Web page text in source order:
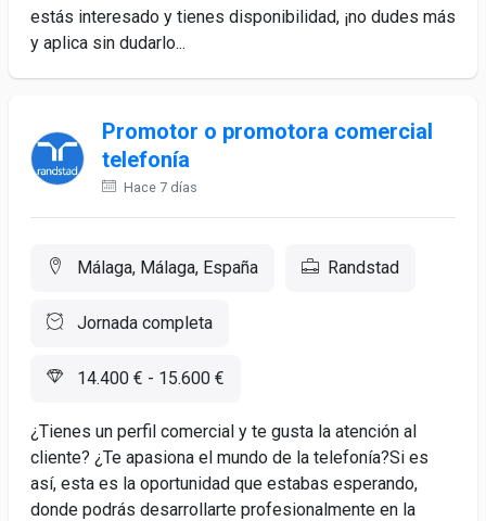
estás interesado y tienes disponibilidad, ¡no dudes más
y aplica sin dudarlo...
Promotor o promotora comercial
telefonía
Hace 7 días
Málaga, Málaga, España Randstad
Jornada completa
14.400 € - 15.600 €
¿Tienes un perfil comercial y te gusta la atención al
cliente? ¿Te apasiona el mundo de la telefonía?Si es
así, esta es la oportunidad que estabas esperando,
donde podrás desarrollarte profesionalmente en la